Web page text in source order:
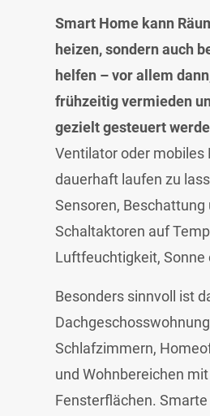
Smart Home kann
heizen, sondern auch
helfen – vor allem
frühzeitig vermieden
gezielt gesteuert
Ventilator oder mobiles
dauerhaft laufen zu
Sensoren, Beschattung
Schaltaktoren auf
Luftfeuchtigkeit, Sonne
Besonders sinnvoll ist
Schlafzimmern,
und Wohnbereichen
Fensterflächen. Smarte